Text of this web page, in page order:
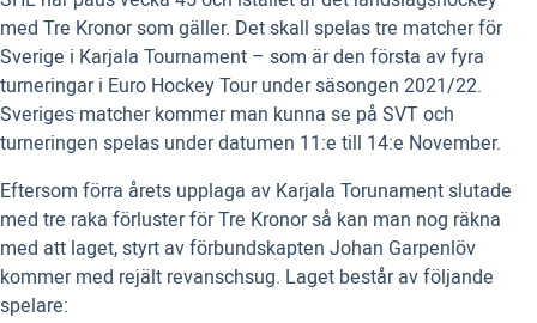
med Tre Kronor som gäller. Det skall spelas tre matcher för
Sverige i Karjala Tournament – som är den första av fyra
turneringar i Euro Hockey Tour under säsongen 2021/22.
Sveriges matcher kommer man kunna se på SVT och
turneringen spelas under datumen 11:e till 14:e November.
Eftersom förra årets upplaga av Karjala Torunament slutade
med tre raka förluster för Tre Kronor så kan man nog räkna
med att laget, styrt av förbundskapten Johan Garpenlöv
kommer med rejält revanschsug. Laget består av följande
spelare: